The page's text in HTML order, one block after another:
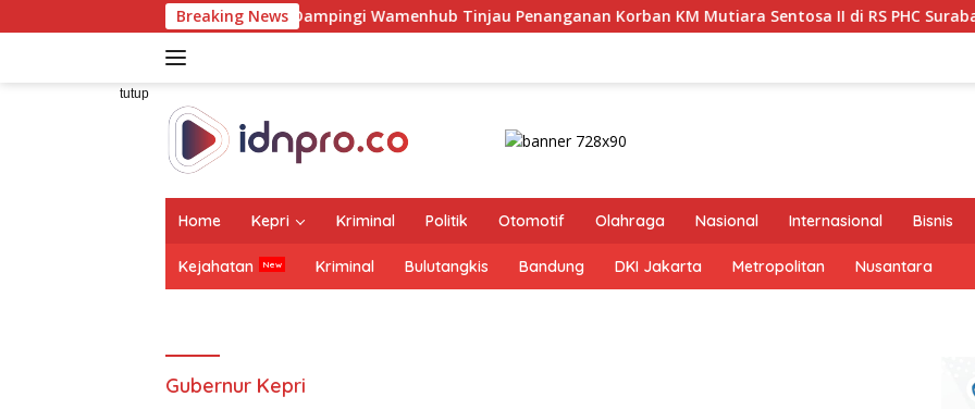
ke
Breaking News
Raharja Dampingi Wamenhub Tinjau Penanganan Korban KM Mutiara Sentosa II di RS PHC Surabaya Pastikan
tutup
Home Kepri Kriminal Politik Otomotif Olahraga Nasional Internasional Bisnis
Kejahatan Kriminal Bulutangkis Bandung DKI Jakarta Metropolitan Nusantara
Gubernur Kepri